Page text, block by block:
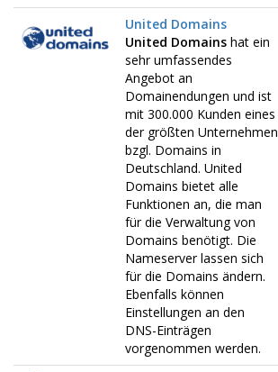
United Domains
United Domains hat ein
sehr umfassendes
Angebot an
Domainendungen und ist
mit 300.000 Kunden eines
der größten Unternehmen
bzgl. Domains in
Deutschland. United
Domains bietet alle
Funktionen an, die man
für die Verwaltung von
Domains benötigt. Die
Nameserver lassen sich
für die Domains ändern.
Ebenfalls können
Einstellungen an den
DNS-Einträgen
vorgenommen werden.